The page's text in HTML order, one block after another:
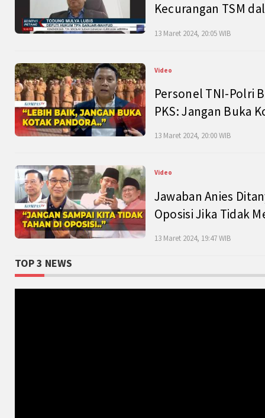
Kecurangan TSM
13 Maret 2024, 20:05 WIB
Video
Personel TNI-Polri
PKS: Jangan Buka
13 Maret 2024, 20:00 WIB
Video
Jawaban Anies
Oposisi Jika Tidak
13 Maret 2024, 19:47 WIB
TOP 3 NEWS